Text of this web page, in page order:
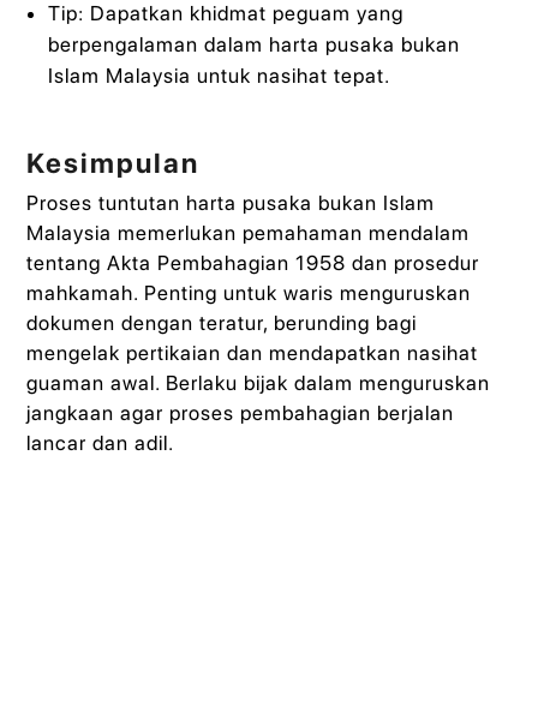
Tip: Dapatkan khidmat peguam yang
berpengalaman dalam harta pusaka bukan
Islam Malaysia untuk nasihat tepat.
Kesimpulan
Proses tuntutan harta pusaka bukan Islam
Malaysia memerlukan pemahaman mendalam
tentang Akta Pembahagian 1958 dan prosedur
mahkamah. Penting untuk waris menguruskan
dokumen dengan teratur, berunding bagi
mengelak pertikaian dan mendapatkan nasihat
guaman awal. Berlaku bijak dalam menguruskan
jangkaan agar proses pembahagian berjalan
lancar dan adil.